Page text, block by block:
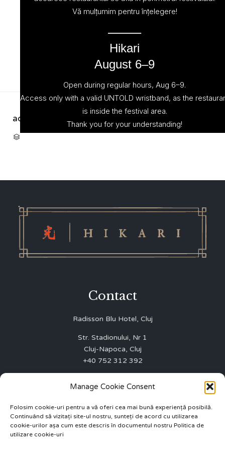
Manage Cookie Consent
Folosim cookie-uri pentru a vă oferi cea mai bună experiență posibilă.
Continuând să vizitați site-ul nostru, sunteți de acord cu utilizarea
cookie-urilor așa cum este descris în documentul nostru Politica de
utilizare cookie-uri
admin

Contact
Radisson Blu Hotel, Cluj
Str. Stadionului, Nr 1
Cluj-Napoca, Cluj
+40 752 312 392
J12/3003/01.10.2015
CUI 35075642
ANPC 0219551
Vă mulțumim pentru înțelegere!
⸻
Hikari
August 6–9
Open during regular hours, Aug 6–9.
Access only with a valid UNTOLD wristband, as the
is inside the festival area.
Thank you for your understanding!